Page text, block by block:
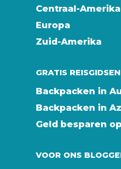
Centraal-Amerika
Europa
Zuid-Amerika
GRATIS
Backpacken in
Backpacken in
Geld besparen
VOOR ONS